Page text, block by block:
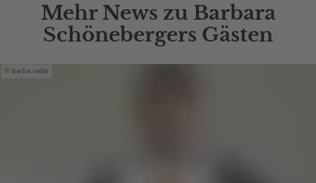
Mehr News zu Barbara
Schönebergers Gästen
barba radio